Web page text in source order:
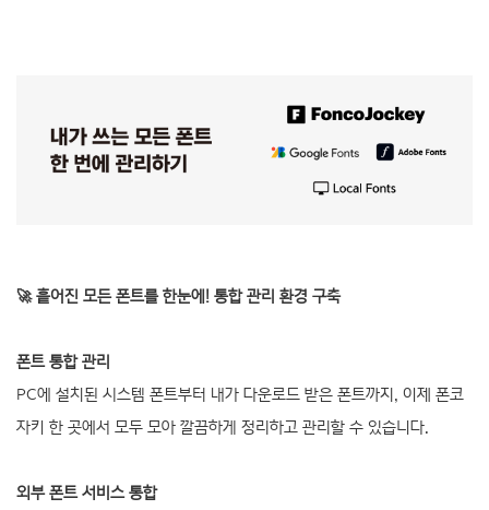
🚀 흩어진 모든 폰트를 한눈에! 통합 관리 환경 구축
폰트 통합 관리
PC에 설치된 시스템 폰트부터 내가 다운로드 받은 폰트까지, 이제 폰코
자키 한 곳에서 모두 모아 깔끔하게 정리하고 관리할 수 있습니다.
외부 폰트 서비스 통합